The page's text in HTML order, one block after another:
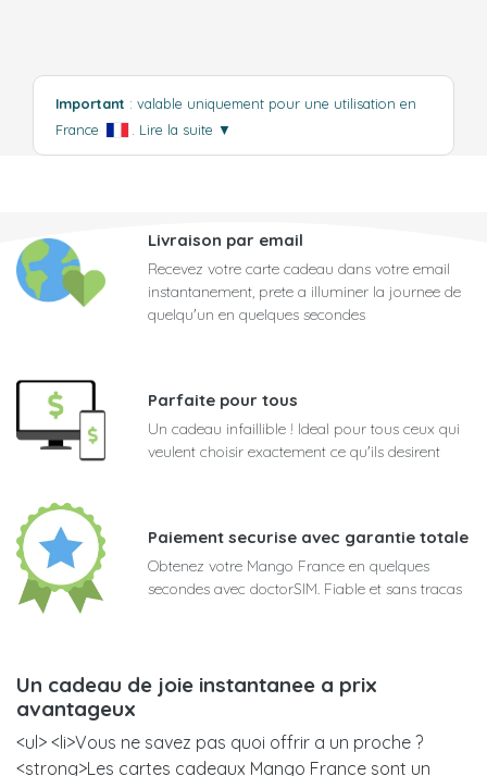
Important : valable uniquement pour une utilisation en
France
Lire la suite ▼
Livraison par email
Recevez votre carte cadeau dans votre email
instantanement, prete a illuminer la journee de
quelqu'un en quelques secondes
Parfaite pour tous
Un cadeau infaillible ! Ideal pour tous ceux qui
veulent choisir exactement ce qu'ils desirent
Paiement securise avec garantie totale
Obtenez votre Mango France en quelques
secondes avec doctorSIM. Fiable et sans tracas
Un cadeau de joie instantanee a prix
avantageux
<ul> <li>Vous ne savez pas quoi offrir a un proche ?
<strong>Les cartes cadeaux Mango France sont un